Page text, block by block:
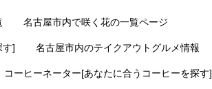
名古屋市内で咲く花の一覧ページ
す] 名古屋市内のテイクアウトグルメ情報
コーヒーネーター[あなたに合うコーヒーを探す]